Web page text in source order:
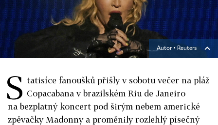
Autor ▪ Reuters
S tatisíce fanoušků přišly v sobotu večer na pláž
Copacabana v brazilském Riu de Janeiro
na bezplatný koncert pod širým nebem americké
zpěvačky Madonny a proměnily rozlehlý písečný